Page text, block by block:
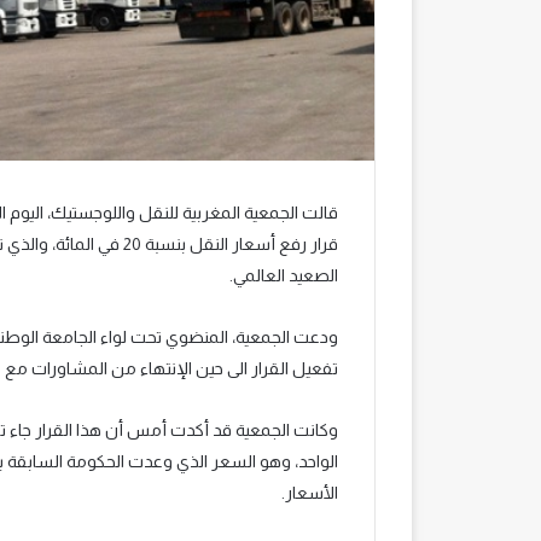
قالت الجمعية المغربية للنقل واللوجستيك،
قرار رفع أسعار النقل
الصعيد العالمي.
ودعت الجمعية، المنضوي تحت لواء الجامعة
تفعيل القرار الى حين الإنتهاء من المشاورات
الواحد، وهو السعر الذي وعدت الحكومة
الأسعار.